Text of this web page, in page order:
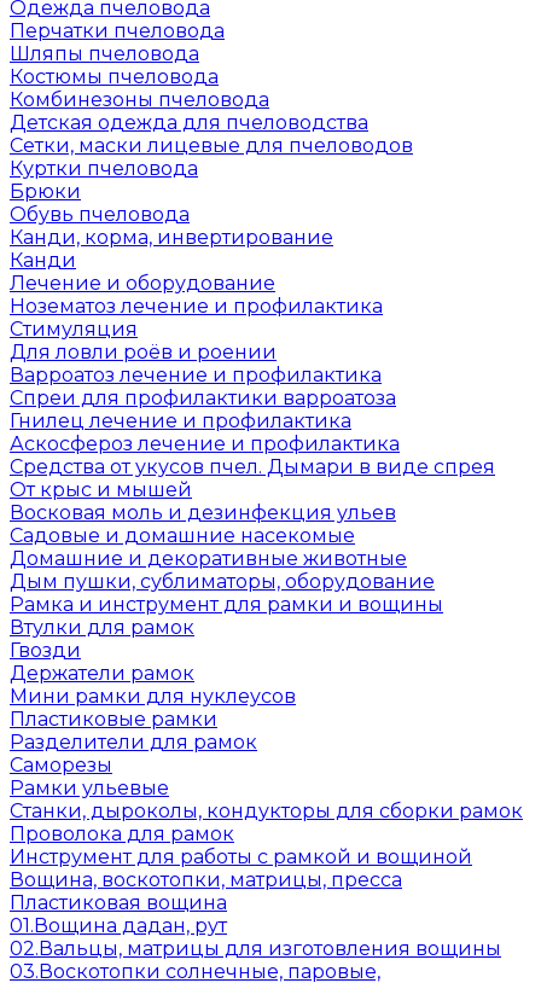
Одежда пчеловода
Перчатки пчеловода
Шляпы пчеловода
Костюмы пчеловода
Комбинезоны пчеловода
Детская одежда для пчеловодства
Сетки, маски лицевые для пчеловодов
Куртки пчеловода
Брюки
Обувь пчеловода
Канди, корма, инвертирование
Канди
Лечение и оборудование
Нозематоз лечение и профилактика
Стимуляция
Для ловли роёв и роении
Варроатоз лечение и профилактика
Спреи для профилактики варроатоза
Гнилец лечение и профилактика
Аскосфероз лечение и профилактика
Средства от укусов пчел. Дымари в виде спрея
От крыс и мышей
Восковая моль и дезинфекция ульев
Садовые и домашние насекомые
Домашние и декоративные животные
Дым пушки, сублиматоры, оборудование
Рамка и инструмент для рамки и вощины
Втулки для рамок
Гвозди
Держатели рамок
Мини рамки для нуклеусов
Пластиковые рамки
Разделители для рамок
Саморезы
Рамки ульевые
Станки, дыроколы, кондукторы для сборки рамок
Проволока для рамок
Инструмент для работы с рамкой и вощиной
Вощина, воскотопки, матрицы, пресса
Пластиковая вощина
01.Вощина дадан, рут
02.Вальцы, матрицы для изготовления вощины
03.Воскотопки солнечные, паровые,